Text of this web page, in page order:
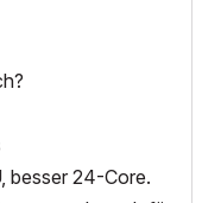
besser 24-Core.